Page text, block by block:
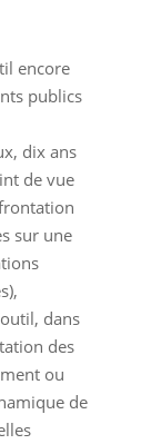
encore
publics
dix ans
de vue
sur une
dans
des
ou
de